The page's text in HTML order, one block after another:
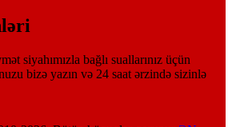
siyahımızla bağlı suallarınız üçün
bizə yazın və 24 saat ərzində sizinlə